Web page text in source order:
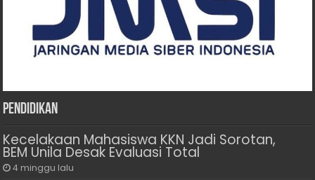
Pendidikan
Kecelakaan Mahasiswa KKN Jadi Sorotan,
BEM Unila Desak Evaluasi Total
4 minggu lalu